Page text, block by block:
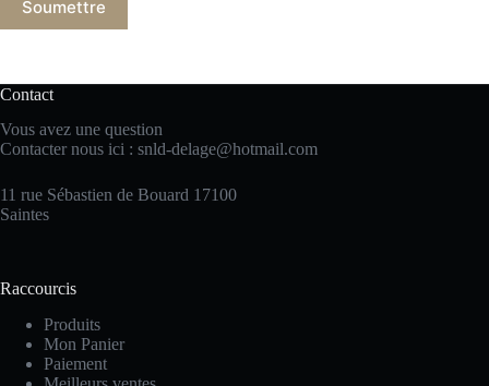
Soumettre
Contact
Vous avez une question
Contacter nous ici : snld-delage@hotmail.com
11 rue Sébastien de Bouard 17100
Saintes
Raccourcis
Produits
Mon Panier
Paiement